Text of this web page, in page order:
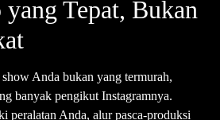
Tepat, Bukan
Anda bukan yang termurah,
banyak pengikut Instagramnya.
peralatan Anda, alur pasca-produksi